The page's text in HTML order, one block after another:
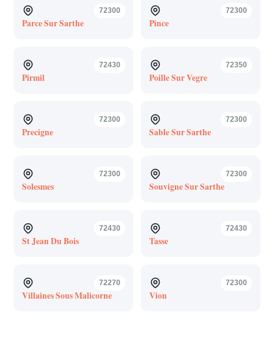
72300
Parce Sur Sarthe
72300
Pince
72430
Pirmil
72350
Poille Sur Vegre
72300
Precigne
72300
Sable Sur Sarthe
72300
Solesmes
72300
Souvigne Sur Sarthe
72430
St Jean Du Bois
72430
Tasse
72270
Villaines Sous Malicorne
72300
Vion